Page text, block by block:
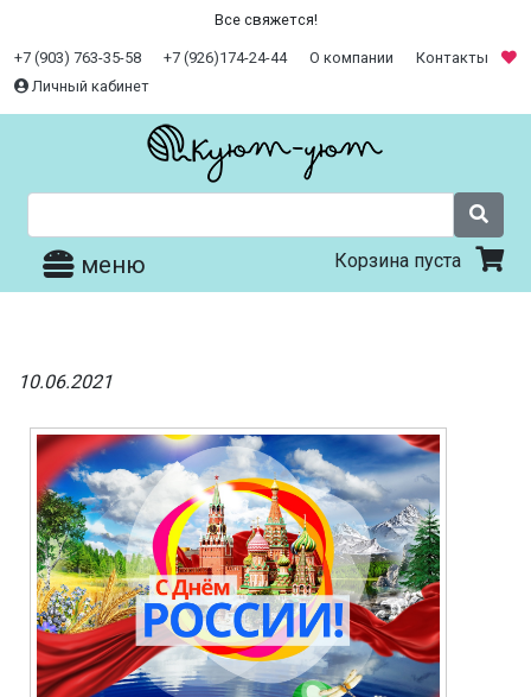
Все свяжется!
+7 (903) 763-35-58 +7 (926)174-24-44 О компании
Контакты
Личный кабинет
меню Корзина пуста
10.06.2021